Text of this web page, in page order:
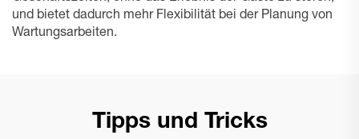
und bietet dadurch mehr Flexibilität bei der Planung von
Wartungsarbeiten.
Tipps und Tricks